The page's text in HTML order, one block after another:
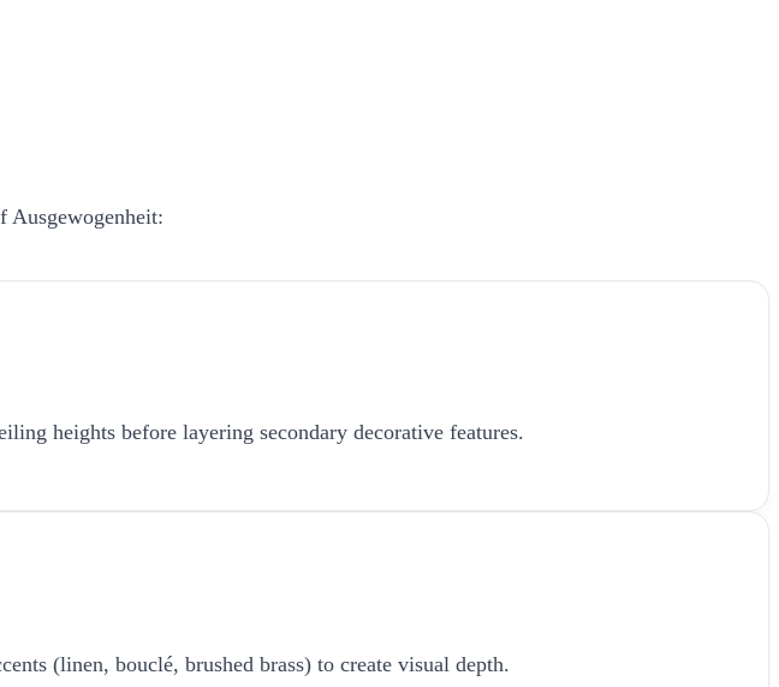
Ausgewogenheit:
heights before layering secondary decorative features.
(linen, bouclé, brushed brass) to create visual depth.